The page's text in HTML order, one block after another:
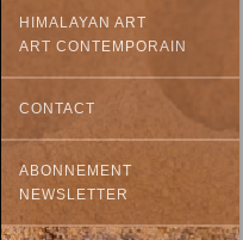
HIMALAYAN ART
ART CONTEMPORAIN
CONTACT
ABONNEMENT
NEWSLETTER